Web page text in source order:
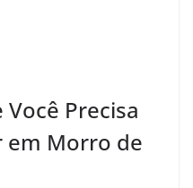
Você Precisa
em Morro de